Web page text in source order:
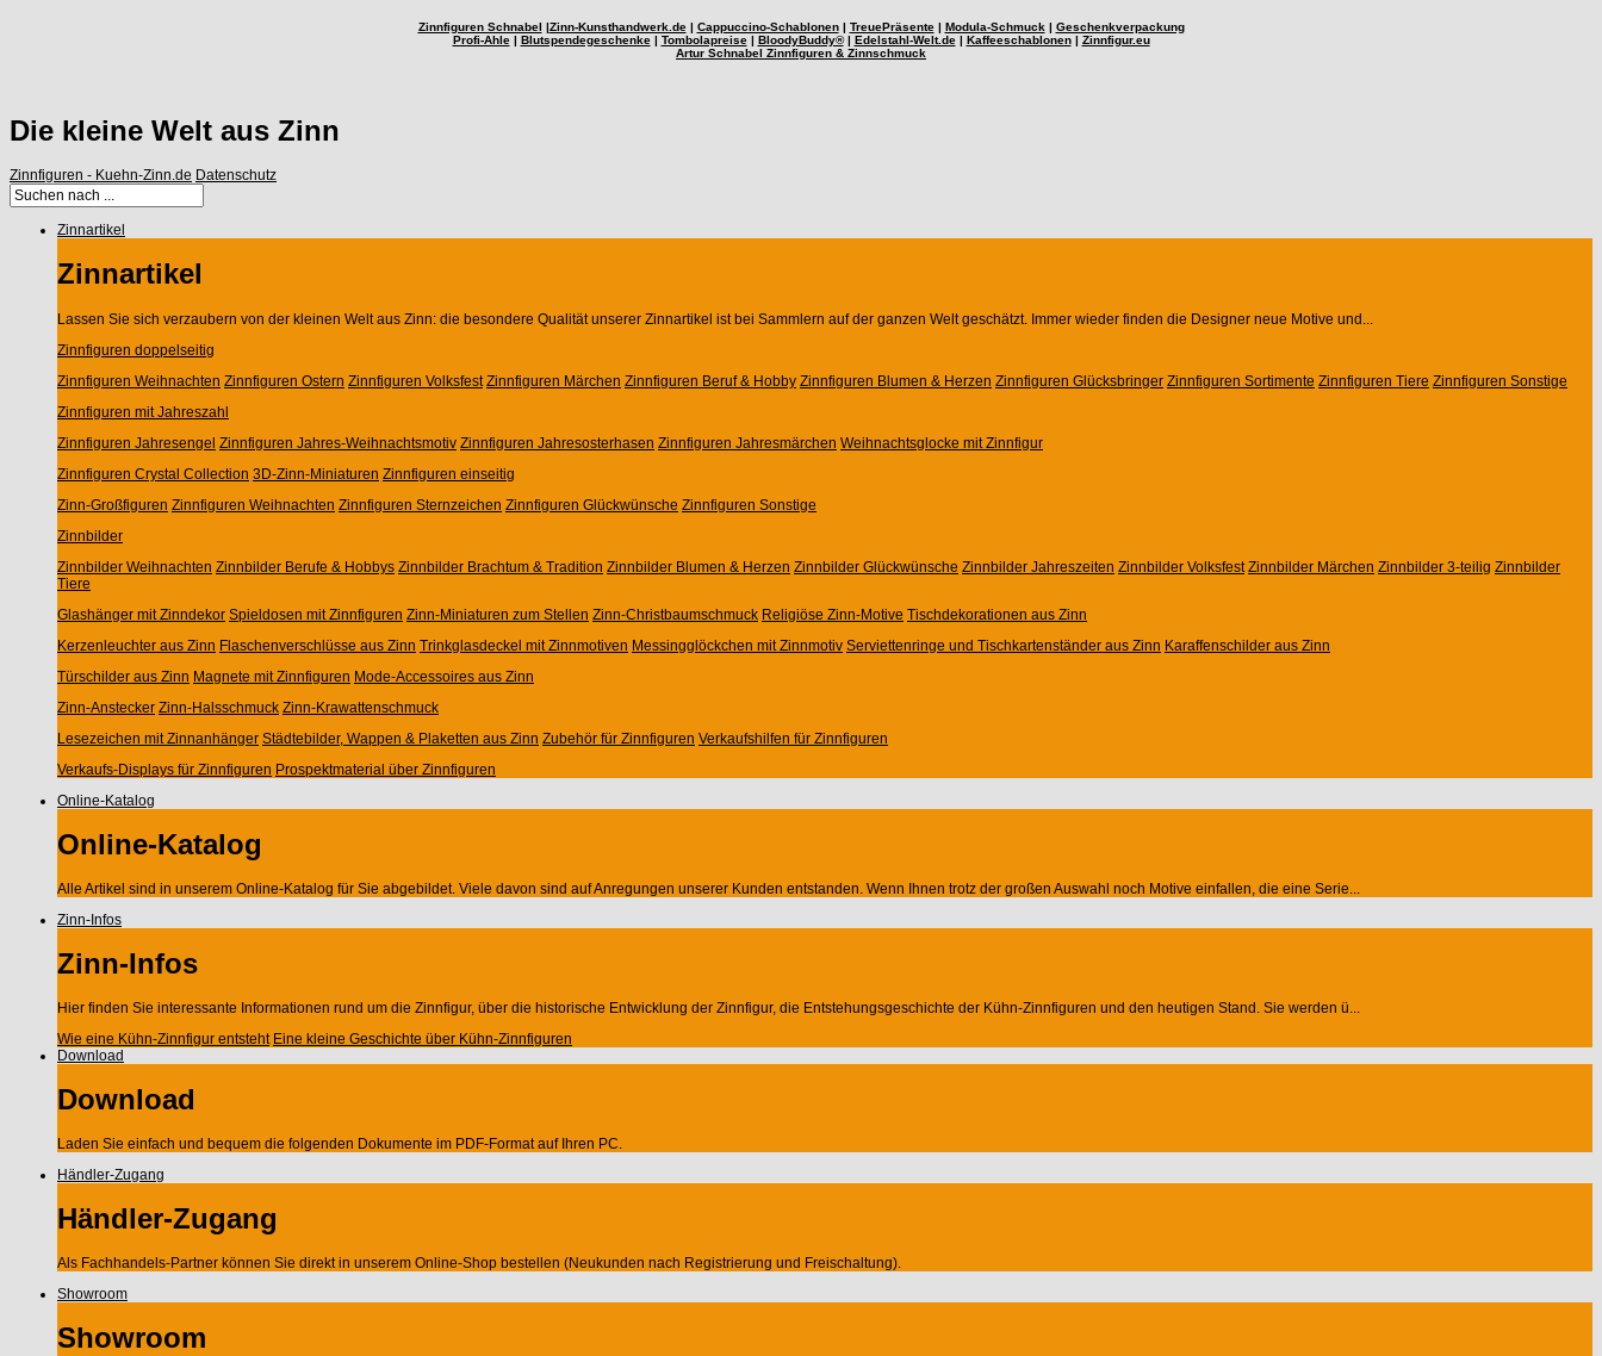
Zinnfiguren Schnabel |Zinn-Kunsthandwerk.de| Cappuccino-Schablonen| TreuePräsente| Modula-Schmuck | Geschenkverpackung
Profi-Ahle| Blutspendegeschenke| Tombolapreise| BloodyBuddy®| Edelstahl-Welt.de| Kaffeeschablonen| Zinnfigur.eu
Artur Schnabel Zinnfiguren & Zinnschmuck
Die kleine Welt aus Zinn
Zinnfiguren - Kuehn-Zinn.de Datenschutz
Zinnartikel
Zinnartikel
Lassen Sie sich verzaubern von der kleinen Welt aus Zinn: die besondere Qualität unserer Zinnartikel ist bei Sammlern auf der ganzen Welt geschätzt. Immer wieder finden die Designer neue Motive und...
Zinnfiguren doppelseitig
Zinnfiguren Weihnachten Zinnfiguren Ostern Zinnfiguren Volksfest Zinnfiguren Märchen Zinnfiguren Beruf & Hobby Zinnfiguren Blumen & Herzen Zinnfiguren Glücksbringer Zinnfiguren Sortimente Zinnfiguren Tiere Zinnfiguren Sonstige
Zinnfiguren mit Jahreszahl
Zinnfiguren Jahresengel Zinnfiguren Jahres-Weihnachtsmotiv Zinnfiguren Jahresosterhasen Zinnfiguren Jahresmärchen Weihnachtsglocke mit Zinnfigur
Zinnfiguren Crystal Collection 3D-Zinn-Miniaturen Zinnfiguren einseitig
Zinn-Großfiguren Zinnfiguren Weihnachten Zinnfiguren Sternzeichen Zinnfiguren Glückwünsche Zinnfiguren Sonstige
Zinnbilder
Zinnbilder Weihnachten Zinnbilder Berufe & Hobbys Zinnbilder Brachtum & Tradition Zinnbilder Blumen & Herzen Zinnbilder Glückwünsche Zinnbilder Jahreszeiten Zinnbilder Volksfest Zinnbilder Märchen Zinnbilder 3-teilig Zinnbilder
Tiere
Glashänger mit Zinndekor Spieldosen mit Zinnfiguren Zinn-Miniaturen zum Stellen Zinn-Christbaumschmuck Religiöse Zinn-Motive Tischdekorationen aus Zinn
Kerzenleuchter aus Zinn Flaschenverschlüsse aus Zinn Trinkglasdeckel mit Zinnmotiven Messingglöckchen mit Zinnmotiv Serviettenringe und Tischkartenständer aus Zinn Karaffenschilder aus Zinn
Türschilder aus Zinn Magnete mit Zinnfiguren Mode-Accessoires aus Zinn
Zinn-Anstecker Zinn-Halsschmuck Zinn-Krawattenschmuck
Lesezeichen mit Zinnanhänger Städtebilder, Wappen & Plaketten aus Zinn Zubehör für Zinnfiguren Verkaufshilfen für Zinnfiguren
Verkaufs-Displays für Zinnfiguren Prospektmaterial über Zinnfiguren
Online-Katalog
Online-Katalog
Alle Artikel sind in unserem Online-Katalog für Sie abgebildet. Viele davon sind auf Anregungen unserer Kunden entstanden. Wenn Ihnen trotz der großen Auswahl noch Motive einfallen, die eine Serie...
Zinn-Infos
Zinn-Infos
Hier finden Sie interessante Informationen rund um die Zinnfigur, über die historische Entwicklung der Zinnfigur, die Entstehungsgeschichte der Kühn-Zinnfiguren und den heutigen Stand. Sie werden ü...
Wie eine Kühn-Zinnfigur entsteht Eine kleine Geschichte über Kühn-Zinnfiguren
Download
Download
Laden Sie einfach und bequem die folgenden Dokumente im PDF-Format auf Ihren PC.
Händler-Zugang
Händler-Zugang
Als Fachhandels-Partner können Sie direkt in unserem Online-Shop bestellen (Neukunden nach Registrierung und Freischaltung).
Showroom
Showroom